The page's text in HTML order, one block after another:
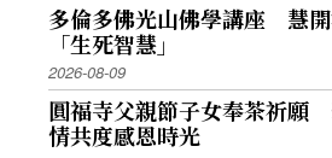
多倫多佛光山佛學講座 慧
「生死智慧」
2026-08-09
圓福寺父親節子女奉茶祈願
情共度感恩時光